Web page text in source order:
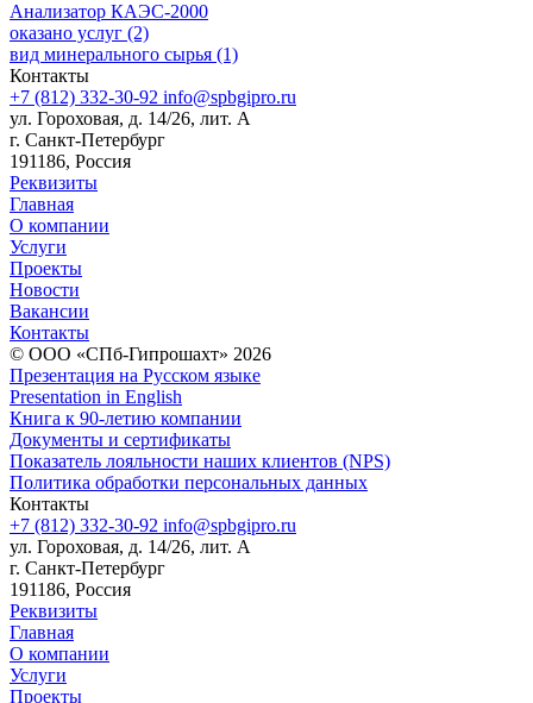
Анализатор КАЭС-2000
оказано услуг (2)
вид минерального сырья (1)
Контакты
+7 (812) 332-30-92 info@spbgipro.ru
ул. Гороховая, д. 14/26, лит. А
г. Санкт-Петербург
191186, Россия
Реквизиты
Главная
О компании
Услуги
Проекты
Новости
Вакансии
Контакты
© ООО «СПб-Гипрошахт» 2026
Презентация на Русском языке
Presentation in English
Книга к 90-летию компании
Документы и сертификаты
Показатель лояльности наших клиентов (NPS)
Политика обработки персональных данных
Контакты
+7 (812) 332-30-92 info@spbgipro.ru
ул. Гороховая, д. 14/26, лит. А
г. Санкт-Петербург
191186, Россия
Реквизиты
Главная
О компании
Услуги
Проекты